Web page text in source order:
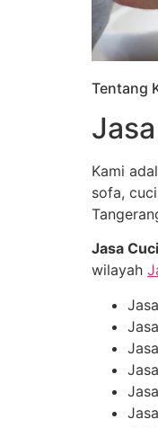
Tentang
Kami
sofa,
Jasa
wilayah